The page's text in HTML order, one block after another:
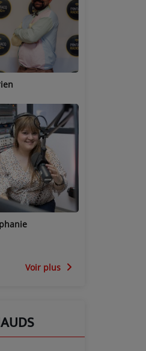
Michel
Voir plus